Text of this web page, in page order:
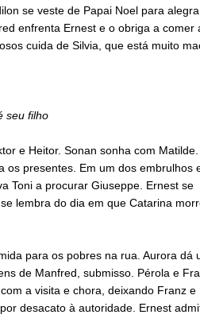
se veste de Papai Noel para
enfrenta Ernest e o obriga a comer
cuida de Silvia, que está muito
seu filho
e Heitor. Sonan sonha com
os presentes. Em um dos embrulhos
Toni a procurar Giuseppe. Ernest se
lembra do dia em que Catarina
para os pobres na rua. Aurora dá
de Manfred, submisso. Pérola e
a visita e chora, deixando Franz e
desacato à autoridade. Ernest